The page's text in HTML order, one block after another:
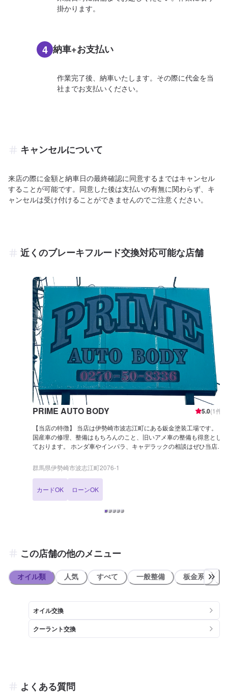
掛かります。
4 納車+お支払い
作業完了後、納車いたします。その際に代金を当
社までお支払いください。
キャンセルについて
来店の際に金額と納車日の最終確認に同意するまではキャンセル
することが可能です。同意した後は支払いの有無に関わらず、キ
ャンセルは受け付けることができませんのでご注意ください。
近くのブレーキフルード交換対応可能な店舗
PRIME AUTO BODY 5.0(1件)
【当店の特徴】 当店は伊勢崎市波志江町にある鈑金塗装工場です。
国産車の修理、整備はもちろんのこと、旧いアメ車の整備も得意とし
ております。 ホンダ車やインパラ、キャデラックの相談はぜひ当店に
い！ まずはお見積もりから、お気軽にご予約の上ご来店をお待ちして
おります。 【当店までのアクセス】 当店は県道74号線沿い、波志江
ります。
群馬県伊勢崎市波志江町2076-1
カードOK ローンOK
この店舗の他のメニュー
オイル類 人気 すべて 一般整備 板金系
オイル交換
クーラント交換
よくある質問